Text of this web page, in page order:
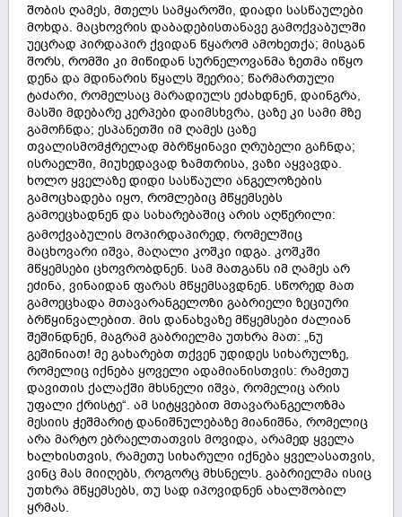
შობის ღამეს, მთელს სამყაროში, დიადი სასწაულები
მოხდა. მაცხოვრის დაბადებისთანავე გამოქვაბულში
უეცრად პირდაპირ ქვიდან წყარომ ამოხეთქა; მისგან
შორს, რომში კი მიწიდან სურნელოვანმა ზეთმა იწყო
დენა და მდინარის წყალს შეერია; წარმართული
ტაძარი, რომელსაც მარადიულს ეძახდნენ, დაინგრა,
მასში მდებარე კერპები დაიმსხვრა, ცაზე კი სამი მზე
გამოჩნდა; ესპანეთში იმ ღამეს ცაზე
თვალისმომჭრელად მბრწყინავი ღრუბელი გაჩნდა;
ისრაელში, მიუხედავად ზამთრისა, ვაზი აყვავდა.
ხოლო ყველაზე დიდი სასწაული ანგელოზების
გამოცხადება იყო, რომლებიც მწყემსებს
გამოეცხადნენ და სახარებაშიც არის აღწერილი:
გამოქვაბულის მოპირდაპირედ, რომელშიც
მაცხოვარი იშვა, მაღალი კოშკი იდგა. კოშკში
მწყემსები ცხოვრობდნენ. სამ მათგანს იმ ღამეს არ
ეძინა, ვინაიდან ფარას მწყემსავდნენ. სწორედ მათ
გამოეცხადა მთავარანგელოზი გაბრიელი ზეციური
ბრწყინვალებით. მის დანახვაზე მწყემსები ძალიან
შეშინდნენ, მაგრამ გაბრიელმა უთხრა მათ: „ნუ
გეშინიათ! მე გახარებთ თქვენ უდიდეს სიხარულზე,
რომელიც იქნება ყოველი ადამიანისთვის: რამეთუ
დავითის ქალაქში მხსნელი იშვა, რომელიც არის
უფალი ქრისტე“. ამ სიტყვებით მთავარანგელოზმა
მესიის ჭეშმარიტ დანიშნულებაზე მიანიშნა, რომელიც
არა მარტო ებრაელთათვის მოვიდა, არამედ ყველა
ხალხისთვის, რამეთუ სიხარული იქნება ყველასათვის,
ვინც მას მიიღებს, როგორც მხსნელს. გაბრიელმა ისიც
უთხრა მწყემსებს, თუ სად იპოვიდნენ ახალშობილ
ყრმას.